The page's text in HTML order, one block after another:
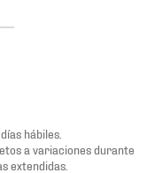
hábiles.
a variaciones durante
extendidas.